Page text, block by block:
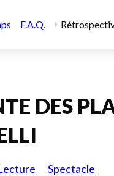
F.A.Q.
DES
Spectacle